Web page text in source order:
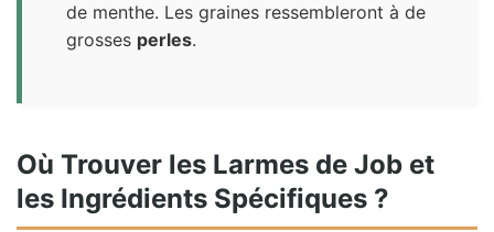
de menthe. Les graines ressembleront à de
grosses perles.
Où Trouver les Larmes de Job et
les Ingrédients Spécifiques ?